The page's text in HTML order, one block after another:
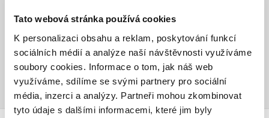
Tato webová stránka používá cookies
K personalizaci obsahu a reklam, poskytování funkcí
sociálních médií a analýze naší návštěvnosti využíváme
soubory cookies. Informace o tom, jak náš web
využíváme, sdílíme se svými partnery pro sociální
média, inzerci a analýzy. Partneři mohou zkombinovat
tyto údaje s dalšími informacemi, které jim byly
Vaše hodnocení
Uživatelskou recenzi mohou vkládat pouze registrovaní uživatelé
Přihlásit